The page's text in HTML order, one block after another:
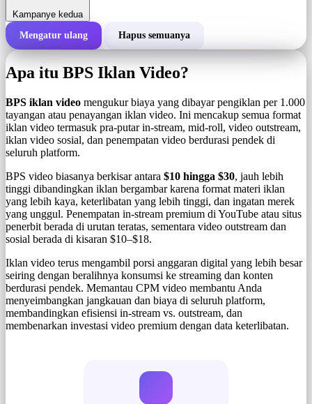
Kampanye kedua
Total biaya kampanye
Jumlah tayangan
Mengatur ulang Hapus semuanya
Apa itu BPS Iklan Video?
BPS iklan video mengukur biaya yang dibayar pengiklan per 1.000
tayangan atau penayangan iklan video. Ini mencakup semua format
iklan video termasuk pra-putar in-stream, mid-roll, video outstream,
iklan video sosial, dan penempatan video berdurasi pendek di
seluruh platform.
BPS video biasanya berkisar antara $10 hingga $30, jauh lebih
tinggi dibandingkan iklan bergambar karena format materi iklan
yang lebih kaya, keterlibatan yang lebih tinggi, dan ingatan merek
yang unggul. Penempatan in-stream premium di YouTube atau situs
penerbit berada di urutan teratas, sementara video outstream dan
sosial berada di kisaran $10–$18.
Iklan video terus mengambil porsi anggaran digital yang lebih besar
seiring dengan beralihnya konsumsi ke streaming dan konten
berdurasi pendek. Memantau CPM video membantu Anda
menyeimbangkan jangkauan dan biaya di seluruh platform,
membandingkan efisiensi in-stream vs. outstream, dan
membenarkan investasi video premium dengan data keterlibatan.